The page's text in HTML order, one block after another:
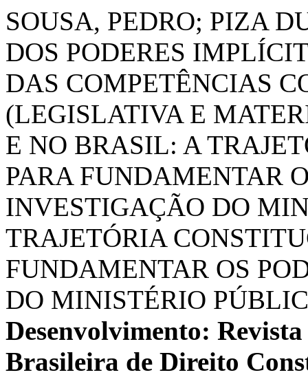
SOUSA, PEDRO; PIZA
DOS PODERES
DAS COMPETÊNCIAS
(LEGISLATIVA E
E NO BRASIL: A
PARA FUNDAMENTAR
INVESTIGAÇÃO DO
TRAJETÓRIA
FUNDAMENTAR OS
DO MINISTÉRIO
Desenvolvimento:
Brasileira de Direito